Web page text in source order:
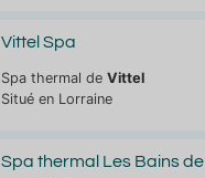
Vittel Spa
Spa thermal de Vittel
Situé en Lorraine
Spa thermal Les Bains de